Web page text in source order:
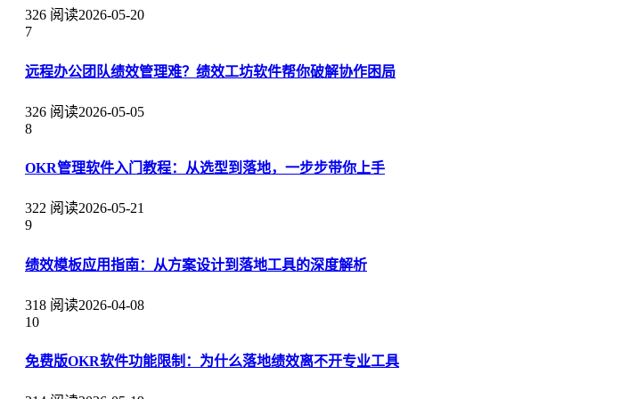
326 阅读2026-05-20
7
远程办公团队绩效管理难？绩效工坊软件帮你破解协作困局
326 阅读2026-05-05
8
OKR管理软件入门教程：从选型到落地，一步步带你上手
322 阅读2026-05-21
9
绩效模板应用指南：从方案设计到落地工具的深度解析
318 阅读2026-04-08
10
免费版OKR软件功能限制：为什么落地绩效离不开专业工具